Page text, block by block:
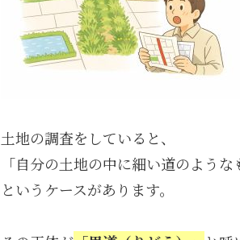
土地の調査をしていると、
「自分の土地の中に細い道のような
というケースがあります。